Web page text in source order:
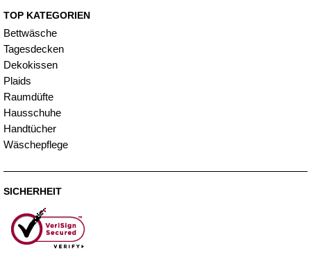
TOP KATEGORIEN
Bettwäsche
Tagesdecken
Dekokissen
Plaids
Raumdüfte
Hausschuhe
Handtücher
Wäschepflege
SICHERHEIT